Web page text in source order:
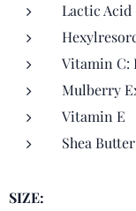
Lactic Acid
Vitamin C:
Mulberry
Vitamin E
Shea Butter
SIZE: